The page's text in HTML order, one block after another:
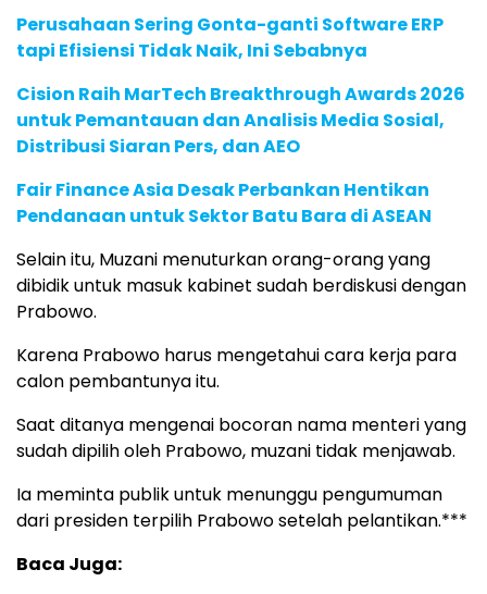
Perusahaan Sering Gonta-ganti Software ERP
tapi Efisiensi Tidak Naik, Ini Sebabnya
Cision Raih MarTech Breakthrough Awards 2026
untuk Pemantauan dan Analisis Media Sosial,
Distribusi Siaran Pers, dan AEO
Fair Finance Asia Desak Perbankan Hentikan
Pendanaan untuk Sektor Batu Bara di ASEAN
Selain itu, Muzani menuturkan orang-orang yang
dibidik untuk masuk kabinet sudah berdiskusi dengan
Prabowo.
Karena Prabowo harus mengetahui cara kerja para
calon pembantunya itu.
Saat ditanya mengenai bocoran nama menteri yang
sudah dipilih oleh Prabowo, muzani tidak menjawab.
Ia meminta publik untuk menunggu pengumuman
dari presiden terpilih Prabowo setelah pelantikan.***
Baca Juga: